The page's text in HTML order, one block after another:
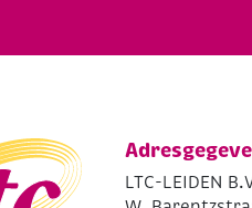
LTC-LEIDEN